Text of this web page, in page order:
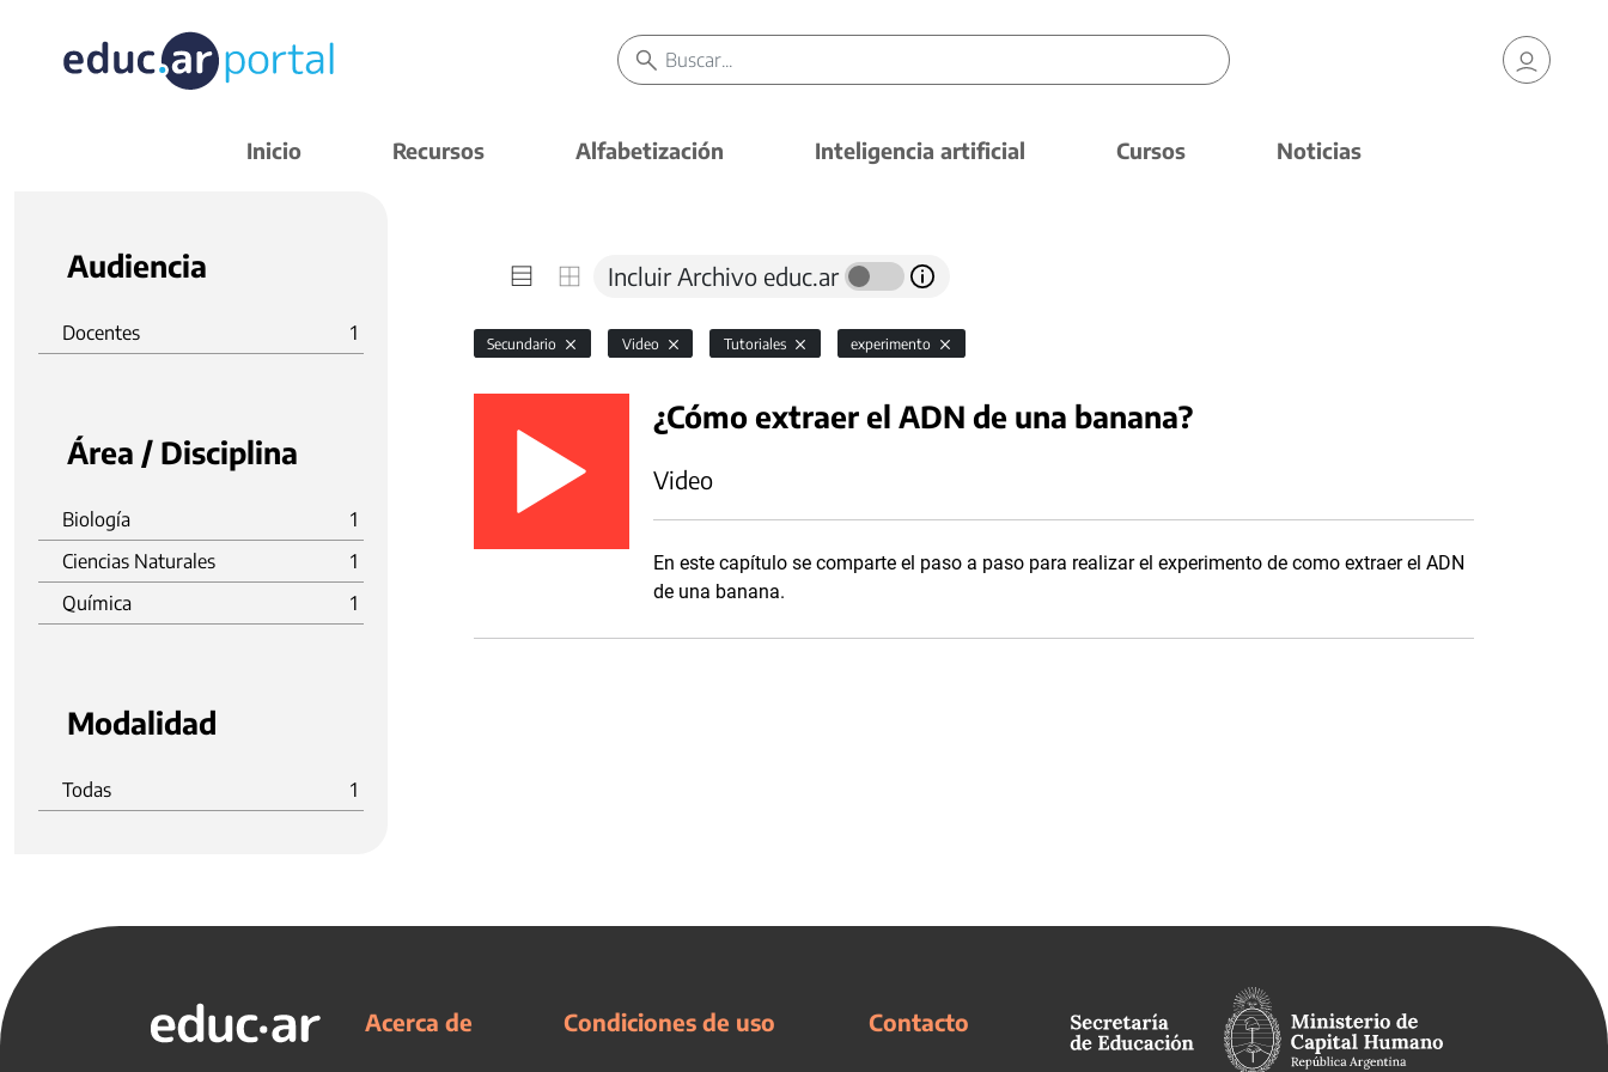
Inicio Recursos Alfabetización Inteligencia artificial Cursos Noticias
Audiencia
Docentes 1
Área / Disciplina
Biología
1
Ciencias Naturales
1
Química
1
Modalidad
Todas 1
Incluir Archivo educ.ar
Secundario Video Tutoriales experimento
¿Cómo extraer el ADN de una banana?
Video
En este capítulo se comparte el paso a paso para realizar el experimento de como extraer el ADN
de una banana.
Acerca de Condiciones de uso Contacto